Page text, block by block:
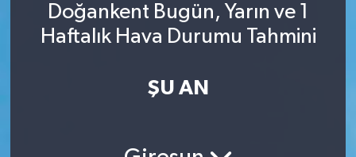
Doğankent Bugün, Yarın ve 1
Haftalık Hava Durumu Tahmini
ŞU AN
SAĞLIK
Süper Lig Puan Durumu ve Fikstür
Son Dakika Haberleri